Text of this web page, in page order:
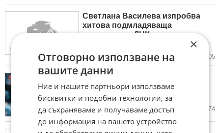
Светлана Василева изпробва
хитова подмладяваща
процедура с ДНК от сьомга
06.07.2026 2 605
Невиждан пробив: Учени
създадоха напълно действаща
синтетична клетка
05.07.2026 2 474
×
Отговорно използване на
вашите данни
Ние и нашите партньори използваме
бисквитки и подобни технологии, за
да съхраняваме и получаваме достъп
до информация на вашето устройство